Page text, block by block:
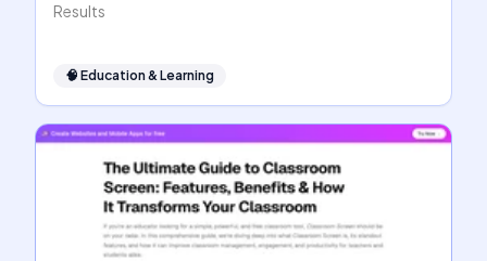
Results
🧠 Education & Learning